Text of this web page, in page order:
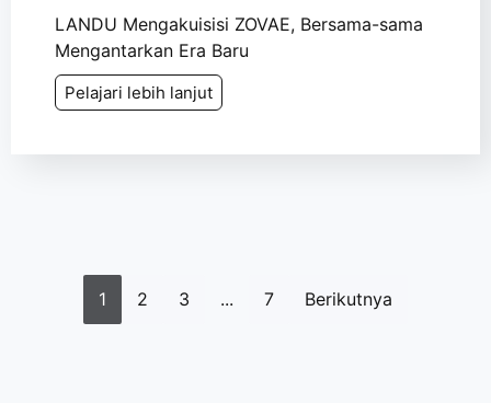
LANDU Mengakuisisi ZOVAE, Bersama-sama
Mengantarkan Era Baru
Pelajari lebih lanjut
1 2 3 ... 7 Berikutnya